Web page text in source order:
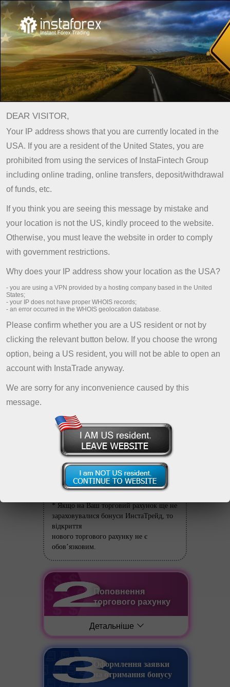
Про компанію
Бонуси
Бонус 55%
Поповни рахунок та
отримай бонус 55%
ИнстаТрейд пропонує всім своїм
клієнтам скористатися новою
бонус 55% до кожного
поповнення. Бонус може бути
нарахований на рахунки, які були
відкриті після 15 червня 2013
року.
Відкрити демо-рахунок
Акцію подовжено до 28 August 2026
року.
Реєстрація реального
торгового рахунку
Детальніше
* Якщо на Ваш торговий рахунок ще не
зараховувалися бонуси ИнстаТрейд, то
відкриття
нового торгового рахунку не є
обов’язковим.
Поповнення
торгового рахунку
Детальніше
Оформлення заявки
на отримання бонусу
DEAR VISITOR,
Your IP address shows that you are currently located in the
USA. If you are a resident of the United States, you are
prohibited from using the services of InstaFintech Group
including online trading, online transfers, deposit/withdrawal
of funds, etc.
If you think you are seeing this message by mistake and
your location is not the US, kindly proceed to the website.
Otherwise, you must leave the website in order to comply
with government restrictions.
Why does your IP address show your location as the USA?
- you are using a VPN provided by a hosting company based in the United
States;
- your IP does not have proper WHOIS records;
- an error occurred in the WHOIS geolocation database.
Please confirm whether you are a US resident or not by
clicking the relevant button below. If you choose the wrong
option, being a US resident, you will not be able to open an
account with InstaTrade anyway.
We are sorry for any inconvenience caused by this
message.